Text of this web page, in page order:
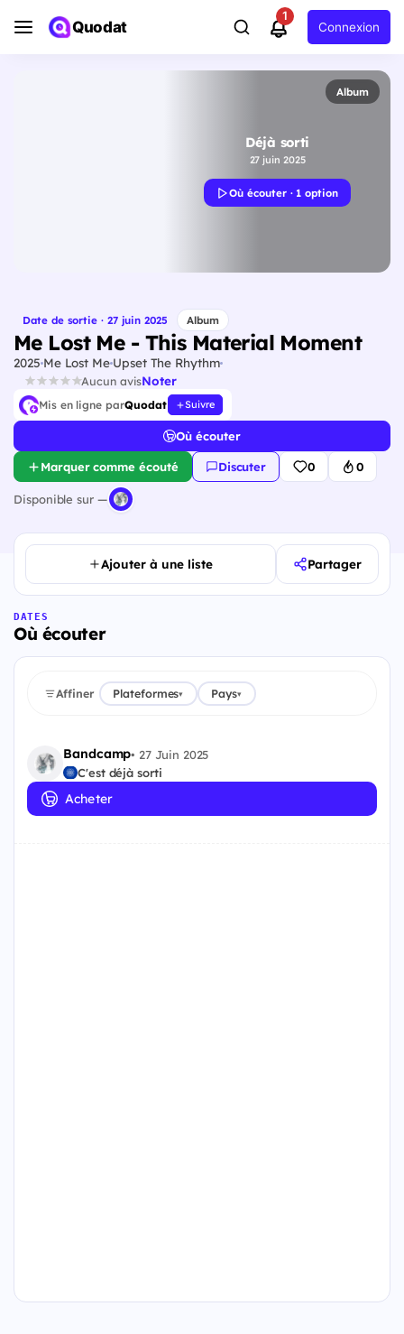
Quodat
1
Connexion
Album
Déjà sorti
27 juin 2025
Où écouter · 1 option
Date de sortie · 27 juin 2025 Album
Me Lost Me - This Material Moment
2025 Me Lost Me Upset The Rhythm
Aucun avisNoter
Mis en ligne parQuodat Suivre
Où écouter
Marquer comme écouté Discuter 0 0
Disponible sur —
Ajouter à une liste Partager
DATES
Où écouter
Affiner Plateformes▾ Pays▾
Bandcamp• 27 Juin 2025
C'est déjà sorti
Acheter